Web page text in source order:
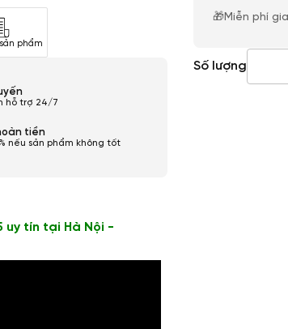
phẩm
hỗ trợ 24/7
tiền
nếu sản phẩm không tốt
🎁Miễn phí
Số lượng
uy tín tại Hà Nội -